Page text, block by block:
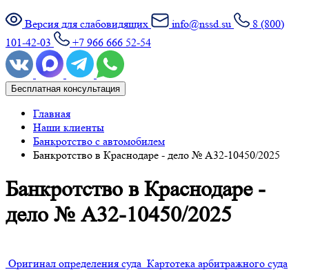
Версия для слабовидящих info@nssd.su
8 (800)
101-42-03
+7 966 666 52-54
Бесплатная консультация
Главная
Наши клиенты
Банкротство с автомобилем
Банкротство в Краснодаре - дело № А32-10450/2025
Банкротство в Краснодаре -
дело № А32-10450/2025
Оригинал определения суда Картотека арбитражного суда